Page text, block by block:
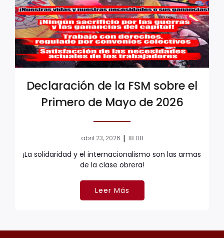
Declaración de la FSM sobre el
Primero de Mayo de 2026
abril 23, 2026 | 18:08
¡La solidaridad y el internacionalismo son las armas
de la clase obrera!
Leer Más